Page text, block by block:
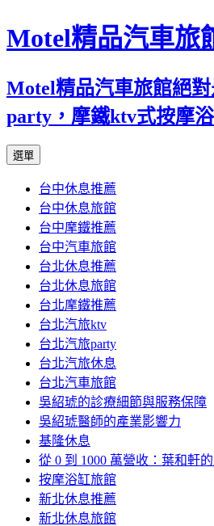
Motel精品汽車旅
Motel精品汽車旅館絕
party，摩鐵ktv式按摩
選單
內
容
台中休息推薦
台中休息旅館
台中摩鐵推薦
台中汽車旅館
台北休息推薦
台北休息旅館
台北摩鐵推薦
台北汽旅ktv
台北汽旅party
台北汽旅休息
台北汽車旅館
吳紹琥的診療細節與服務保障
吳紹琥醫師的產業影響力
基隆休息
從 0 到 1000 萬營收：葉和軒
按摩浴缸旅館
新北休息推薦
新北休息旅館